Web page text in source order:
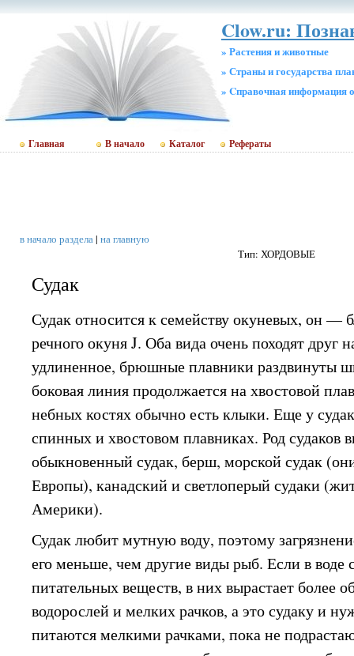
Clow.ru:
» Растения и животные
» Страны и государства
» Cправочная информация
Главная В начало Каталог Рефераты
в начало раздела| на главную
Тип: ХОРДОВЫЕ
Судак
Судак относится к семейству окуневых, он —
речного окуня J. Оба вида очень походят друг
удлиненное, брюшные плавники раздвинуты
боковая линия продолжается на хвостовой
небных костях обычно есть клыки. Еще у
спинных и хвостовом плавниках. Род судаков
обыкновенный судак, берш, морской судак
Европы), канадский и светлоперый судаки
Америки).
Судак любит мутную воду, поэтому
его меньше, чем другие виды рыб. Если в воде
питательных веществ, в них вырастает более
водорослей и мелких рачков, а это судаку и
питаются мелкими рачками, пока не